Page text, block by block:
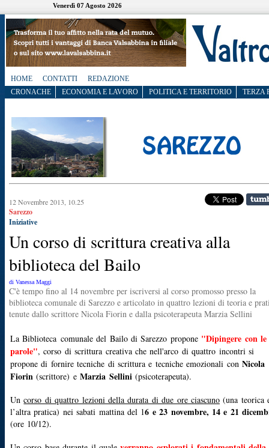
Venerdì 07 Agosto 2026
HOME CONTATTI
REDAZIONE
CRONACHE
ECONOMIA E LAVORO POLITICA E TERRITORIO TERZA
12 Novembre 2013, 10.25
Sarezzo
Iniziative
Un corso di scrittura creativa alla
biblioteca del Bailo
di Vanessa Maggi
C'è tempo fino al 14 novembre per iscriversi al corso promosso presso la
biblioteca comunale di Sarezzo e articolato in quattro lezioni di teoria e
tenute dallo scrittore Nicola Fiorin e dalla psicoterapeuta Marzia Sellini
La Biblioteca comunale del Bailo di Sarezzo propone"Dipingere con le
parole", corso di scrittura creativa che nell'arco di quattro incontri si
propone di fornire tecniche di scrittura e tecniche emozionali con Nicola
Fiorin (scrittore) eMarzia Sellini(psicoterapeuta).
Uncorso di quattro lezioni della durata di due ore ciascuno (una teorica
l’altra pratica) nei sabati mattina del 16 e 23 novembre, 14 e 21
(ore 10/12).